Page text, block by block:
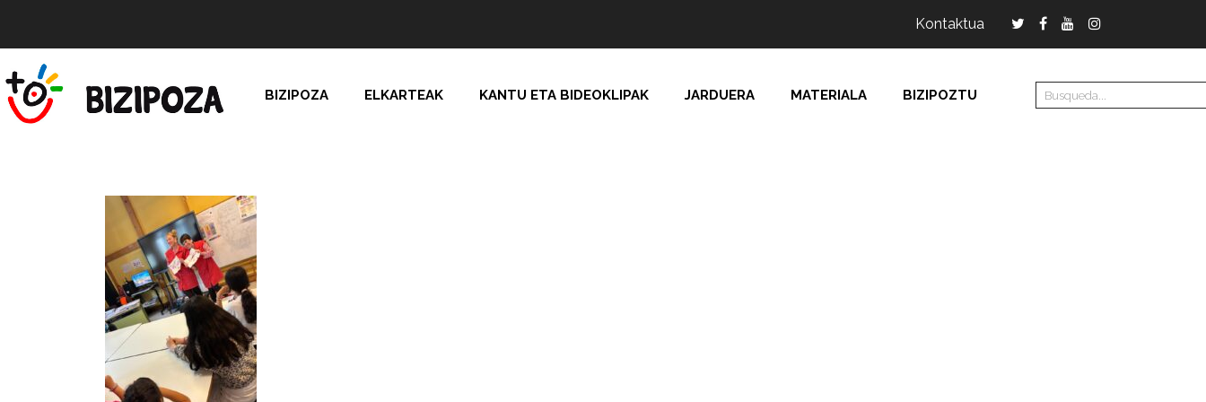
Kontaktua
BIZIPOZA ELKARTEAK KANTU ETA BIDEOKLIPAK JARDUERA MATERIALA BIZIPOZTU